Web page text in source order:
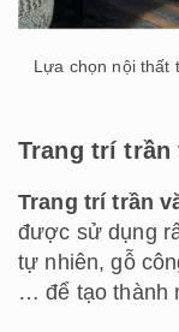
Lựa chọn nội thất
Trang trí trần
Trang trí trần
được sử dụng
tự nhiên, gỗ
… để tạo thành